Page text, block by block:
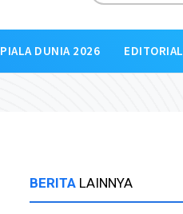
PIALA DUNIA 2026 EDITORIAL
BERITA LAINNYA